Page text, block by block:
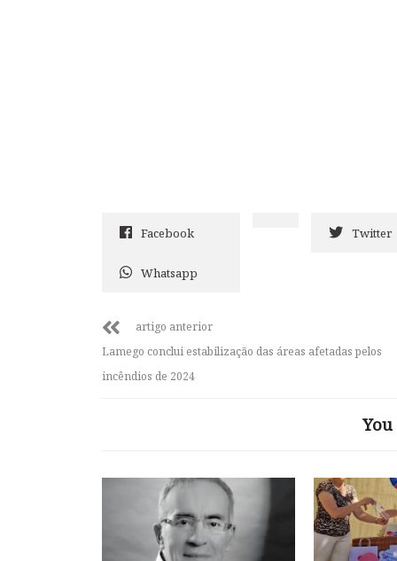
Facebook Twitter
Whatsapp
artigo anterior
Lamego conclui estabilização das áreas afetadas pelos
incêndios de 2024